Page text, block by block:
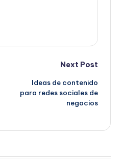
Next Post
Ideas de contenido
para redes sociales de
negocios